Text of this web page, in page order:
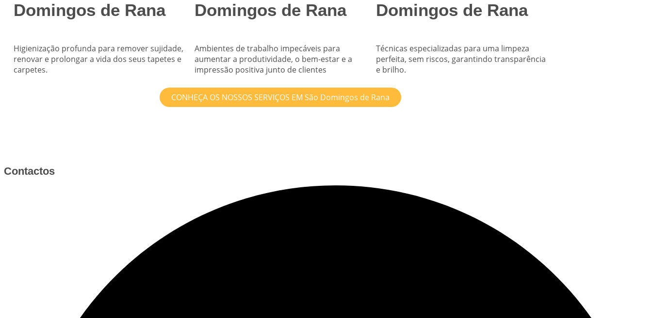
Domingos de Rana
Higienização profunda para remover sujidade,
renovar e prolongar a vida dos seus tapetes e
carpetes.
Domingos de Rana
Ambientes de trabalho impecáveis para
aumentar a produtividade, o bem-estar e a
impressão positiva junto de clientes
Domingos de Rana
Técnicas especializadas para uma limpeza
perfeita, sem riscos, garantindo transparência
e brilho.
CONHEÇA OS NOSSOS SERVIÇOS EM São Domingos de Rana
Contactos